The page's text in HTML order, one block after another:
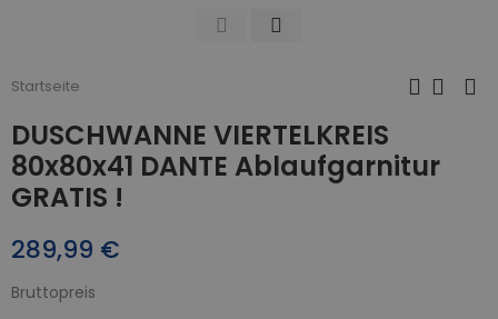
Startseite
DUSCHWANNE VIERTELKREIS
80x80x41 DANTE Ablaufgarnitur
GRATIS !
289,99 €
Bruttopreis